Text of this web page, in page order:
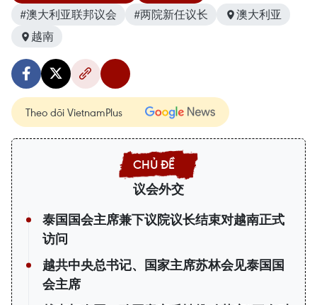
#澳大利亚联邦议会
#两院新任议长
澳大利亚
越南
Theo dõi VietnamPlus
议会外交
泰国国会主席兼下议院议长结束对越南正式
访问
越共中央总书记、国家主席苏林会见泰国国
会主席